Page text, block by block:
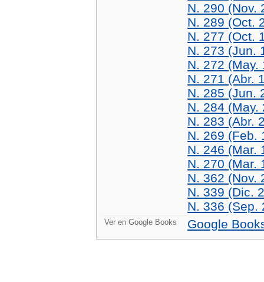
N. 290 (Nov.
N. 289 (Oct.
N. 277 (Oct.
N. 273 (Jun.
N. 272 (May.
N. 271 (Abr.
N. 285 (Jun.
N. 284 (May.
N. 283 (Abr.
N. 269 (Feb.
N. 246 (Mar.
N. 270 (Mar.
N. 362 (Nov.
N. 339 (Dic.
N. 336 (Sep.
Ver en Google Books Google